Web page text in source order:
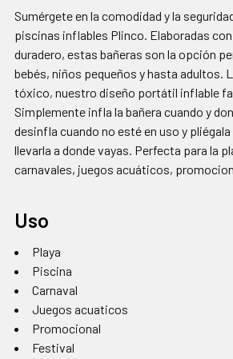
SELECCIONADOS
AL CARRITO
Sumérgete en la comodidad y la
piscinas inflables Plinco. Elaboradas
duradero, estas bañeras son la opción
bebés, niños pequeños y hasta adultos.
tóxico, nuestro diseño portátil inflable
Simplemente infla la bañera cuando y
desinfla cuando no esté en uso y
llevarla a donde vayas. Perfecta para la
carnavales, juegos acuáticos,
Uso
Playa
Piscina
Carnaval
Juegos acuaticos
Promocional
Festival